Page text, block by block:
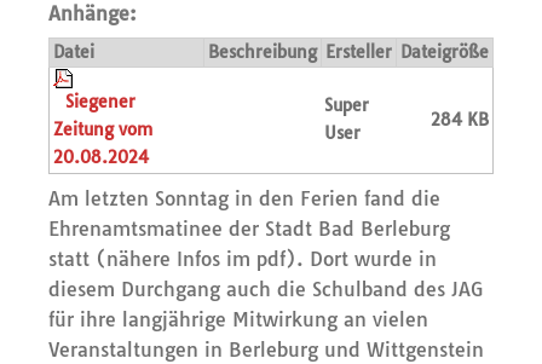
Anhänge:
Datei Beschreibung Ersteller Dateigröße
Siegener
Zeitung vom
20.08.2024
Super
User
284 KB
Am letzten Sonntag in den Ferien fand die
Ehrenamtsmatinee der Stadt Bad Berleburg
statt (nähere Infos im pdf). Dort wurde in
diesem Durchgang auch die Schulband des JAG
für ihre langjährige Mitwirkung an vielen
Veranstaltungen in Berleburg und Wittgenstein